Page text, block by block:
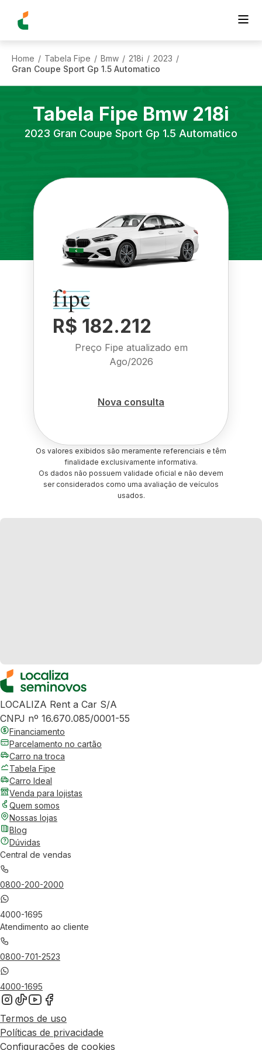
Home / Tabela Fipe / Bmw / 218i / 2023 /
Gran Coupe Sport Gp 1.5 Automatico
Tabela Fipe Bmw 218i
2023 Gran Coupe Sport Gp 1.5 Automatico
R$ 182.212
Preço Fipe atualizado em
Ago/2026
Nova consulta
Os valores exibidos são meramente referenciais e têm
finalidade exclusivamente informativa.
Os dados não possuem validade oficial e não devem
ser considerados como uma avaliação de veículos
usados.
LOCALIZA Rent a Car S/A
CNPJ nº 16.670.085/0001-55
Financiamento
Parcelamento no cartão
Carro na troca
Tabela Fipe
Carro Ideal
Venda para lojistas
Quem somos
Nossas lojas
Blog
Dúvidas
Central de vendas
0800-200-2000
4000-1695
Atendimento ao cliente
0800-701-2523
4000-1695
Termos de uso
Políticas de privacidade
Configurações de cookies